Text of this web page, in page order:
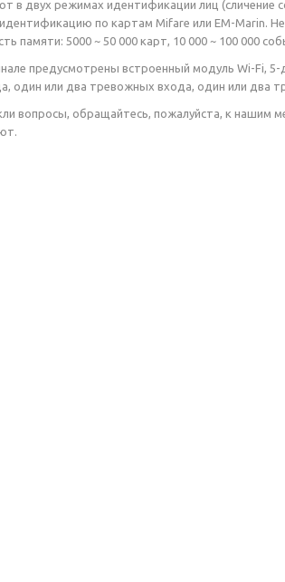
в двух режимах идентификации лиц (сличение
по картам Mifare или EM-Marin.
памяти: 5000 ~ 50 000 карт, 10 000 ~ 100 000
предусмотрены встроенный модуль Wi-Fi,
один или два тревожных входа, один или два
вопросы, обращайтесь, пожалуйста, к нашим